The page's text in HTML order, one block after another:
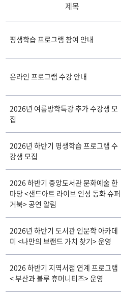
생
좌
시
시
판
리
스
트
블
제목
평생학습 프로그램 참여 안내
온라인 프로그램 수강 안내
2026년 여름방학특강 추가 수강생 모
집
2026년 하반기 평생학습 프로그램 수
강생 모집
2026 하반기 중앙도서관 문화예술 한
마당 <샌드아트 라이브 인성 동화 슈퍼
거북> 공연 알림
2026년 하반기 도서관 인문학 아카데
미 <나만의 브랜드 가치 찾기> 운영
2026 하반기 지역서점 연계 프로그램
< 부산과 블루 휴머니티즈> 운영